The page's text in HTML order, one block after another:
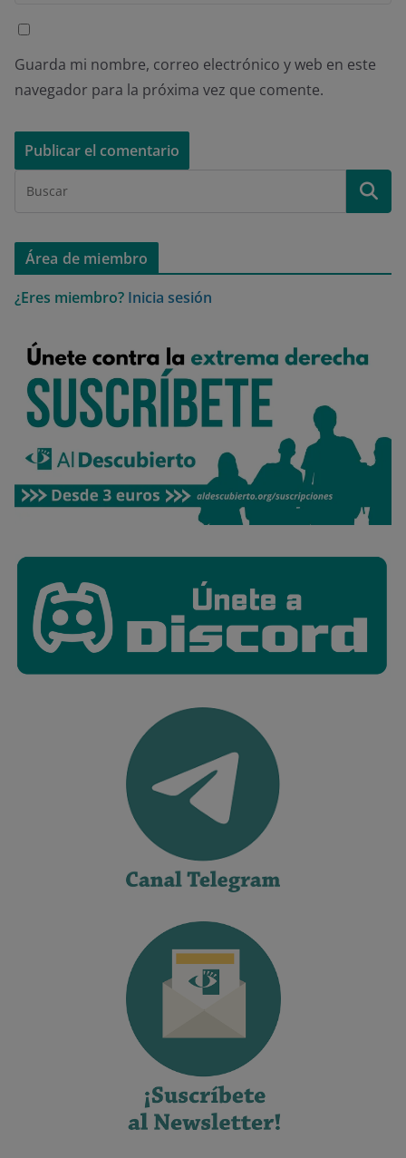
Guarda mi nombre, correo electrónico y web en este
navegador para la próxima vez que comente.
Área de miembro
¿Eres miembro? Inicia sesión